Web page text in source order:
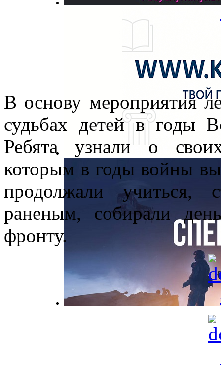
В основу мероприятия
судьбах детей в годы
Ребята узнали о
которым в годы войны
продолжали учиться,
раненым, собирали
фронту.